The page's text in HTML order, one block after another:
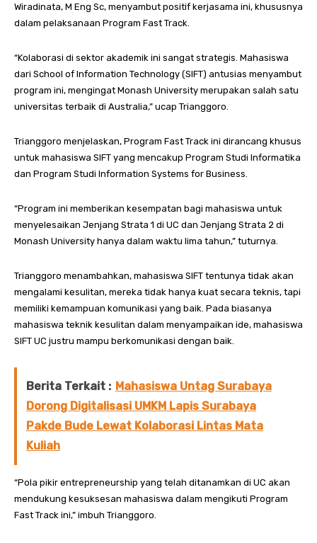
Wiradinata, M Eng Sc, menyambut positif kerjasama ini, khususnya
dalam pelaksanaan Program Fast Track.
“Kolaborasi di sektor akademik ini sangat strategis. Mahasiswa
dari School of Information Technology (SIFT) antusias menyambut
program ini, mengingat Monash University merupakan salah satu
universitas terbaik di Australia,” ucap Trianggoro.
Trianggoro menjelaskan, Program Fast Track ini dirancang khusus
untuk mahasiswa SIFT yang mencakup Program Studi Informatika
dan Program Studi Information Systems for Business.
“Program ini memberikan kesempatan bagi mahasiswa untuk
menyelesaikan Jenjang Strata 1 di UC dan Jenjang Strata 2 di
Monash University hanya dalam waktu lima tahun,” tuturnya.
Trianggoro menambahkan, mahasiswa SIFT tentunya tidak akan
mengalami kesulitan, mereka tidak hanya kuat secara teknis, tapi
memiliki kemampuan komunikasi yang baik. Pada biasanya
mahasiswa teknik kesulitan dalam menyampaikan ide, mahasiswa
SIFT UC justru mampu berkomunikasi dengan baik.
Berita Terkait : Mahasiswa Untag Surabaya
Dorong Digitalisasi UMKM Lapis Surabaya
Pakde Bude Lewat Kolaborasi Lintas Mata
Kuliah
“Pola pikir entrepreneurship yang telah ditanamkan di UC akan
mendukung kesuksesan mahasiswa dalam mengikuti Program
Fast Track ini,” imbuh Trianggoro.